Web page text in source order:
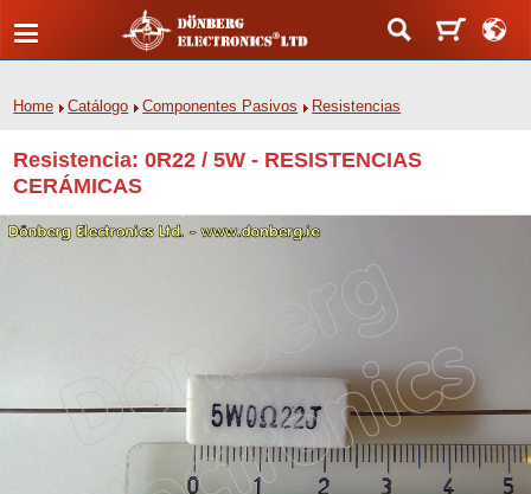
Home Catálogo Componentes Pasivos Resistencias
Resistencia: 0R22 / 5W - RESISTENCIAS
CERÁMICAS